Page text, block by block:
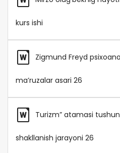
kurs ishi
Zigmund Freyd
maʼruzalar asari 26
Turizm” atamasi
shakllanish jarayoni 26